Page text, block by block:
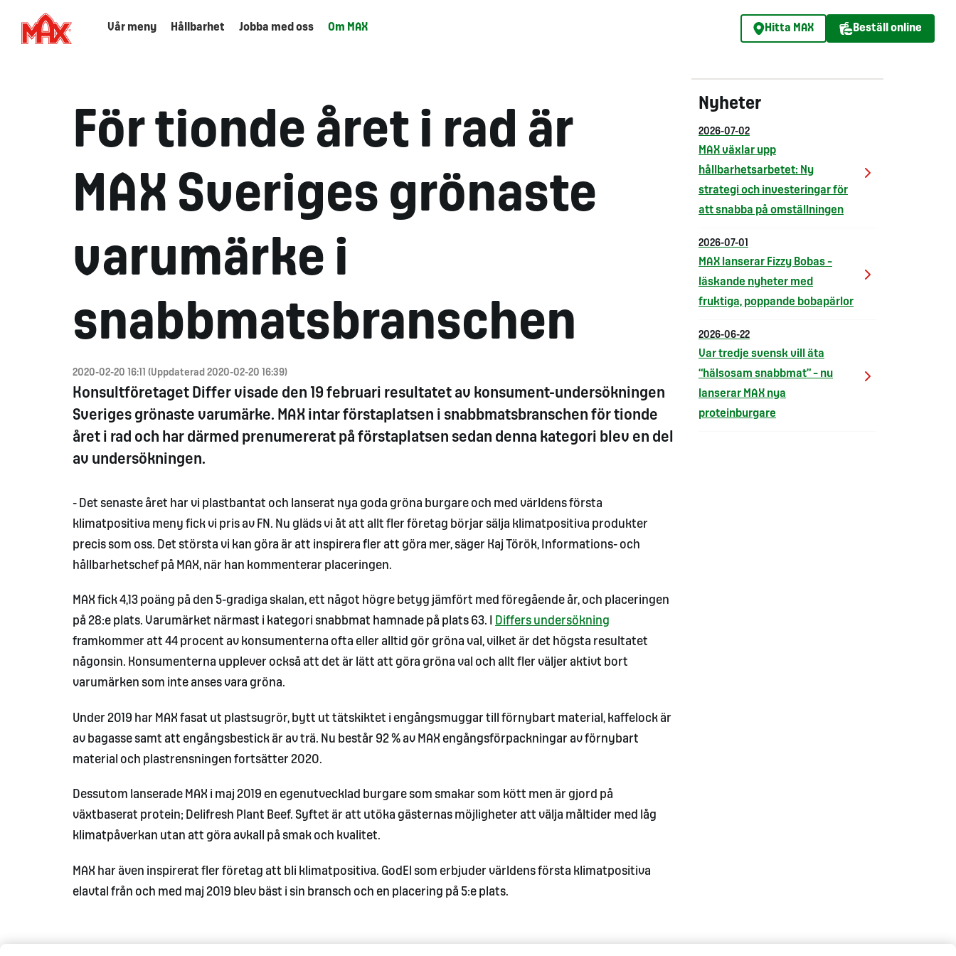
Vår meny Hållbarhet Jobba med oss Om MAX Hitta MAX Beställ online
För tionde året i rad är
MAX Sveriges grönaste
varumärke i
snabbmatsbranschen
2020-02-20 16:11 (Uppdaterad 2020-02-20 16:39)
Konsultföretaget Differ visade den 19 februari resultatet av konsument-undersökningen
Sveriges grönaste varumärke. MAX intar förstaplatsen i snabbmatsbranschen för tionde
året i rad och har därmed prenumererat på förstaplatsen sedan denna kategori blev en del
av undersökningen.
- Det senaste året har vi plastbantat och lanserat nya goda gröna burgare och med världens första
klimatpositiva meny fick vi pris av FN. Nu gläds vi åt att allt fler företag börjar sälja klimatpositiva produkter
precis som oss. Det största vi kan göra är att inspirera fler att göra mer, säger Kaj Török, Informations- och
hållbarhetschef på MAX, när han kommenterar placeringen.
MAX fick 4,13 poäng på den 5-gradiga skalan, ett något högre betyg jämfört med föregående år, och placeringen
på 28:e plats. Varumärket närmast i kategori snabbmat hamnade på plats 63. I
Differs undersökning
framkommer att 44 procent av konsumenterna ofta eller alltid gör gröna val, vilket är det högsta resultatet
någonsin. Konsumenterna upplever också att det är lätt att göra gröna val och allt fler väljer aktivt bort
varumärken som inte anses vara gröna.
Under 2019 har MAX fasat ut plastsugrör, bytt ut tätskiktet i engångsmuggar till förnybart material, kaffelock är
av bagasse samt att engångsbestick är av trä. Nu består 92 % av MAX engångsförpackningar av förnybart
material och plastrensningen fortsätter 2020.
Dessutom lanserade MAX i maj 2019 en egenutvecklad burgare som smakar som kött men är gjord på
växtbaserat protein; Delifresh Plant Beef. Syftet är att utöka gästernas möjligheter att välja måltider med låg
klimatpåverkan utan att göra avkall på smak och kvalitet.
MAX har även inspirerat fler företag att bli klimatpositiva. GodEl som erbjuder världens första klimatpositiva
elavtal från och med maj 2019 blev bäst i sin bransch och en placering på 5:e plats.
Nyheter
2026-07-02
MAX växlar upp
hållbarhetsarbetet: Ny
strategi och investeringar för
att snabba på omställningen
2026-07-01
MAX lanserar Fizzy Bobas –
läskande nyheter med
fruktiga, poppande bobapärlor
2026-06-22
Var tredje svensk vill äta
“hälsosam snabbmat” – nu
lanserar MAX nya
proteinburgare